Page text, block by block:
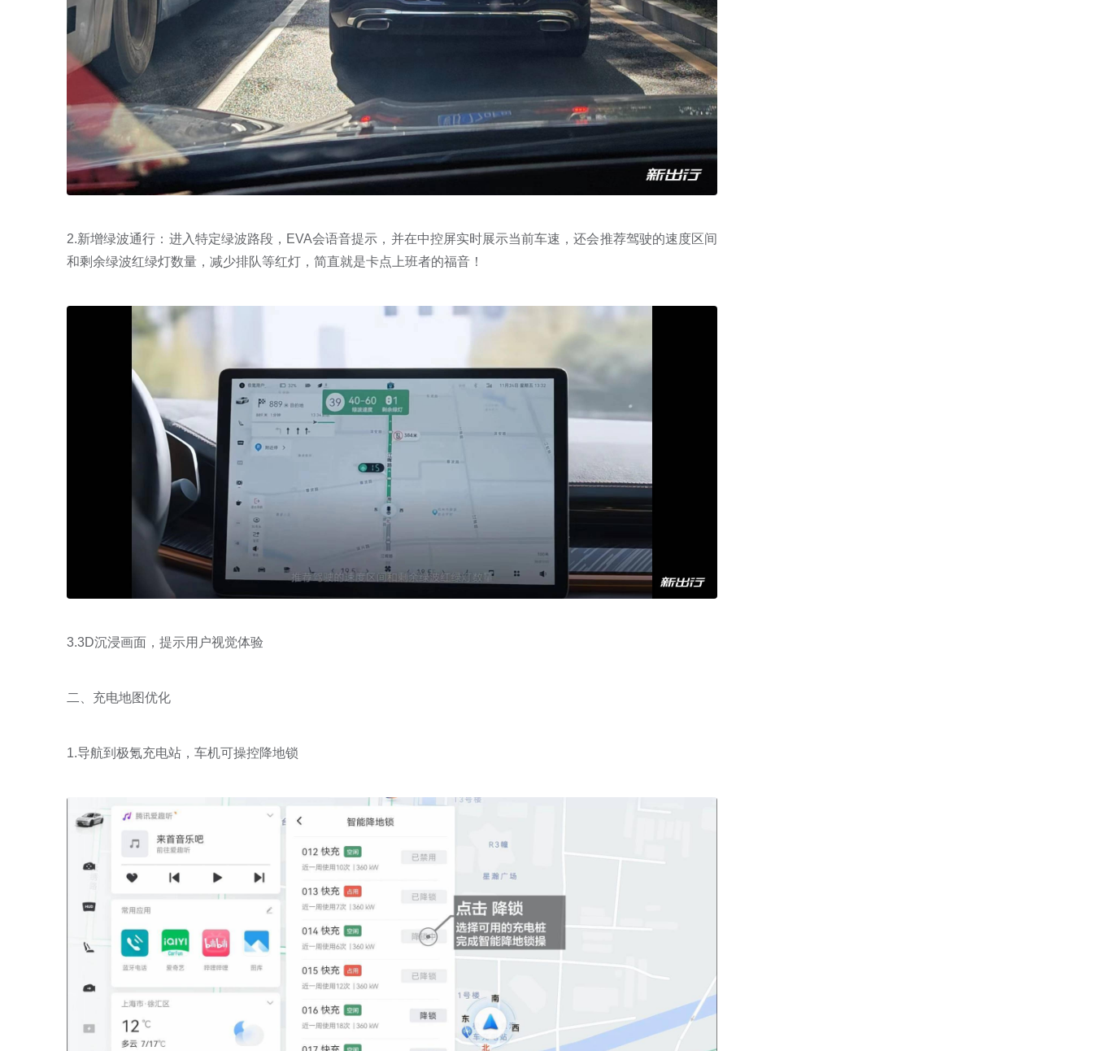
2.新增绿波通行：进入特定绿波路段，EVA会语音提示，并在中控屏实时展示当前车速，还会推荐驾驶的速度区间
和剩余绿波红绿灯数量，减少排队等红灯，简直就是卡点上班者的福音！
3.3D沉浸画面，提示用户视觉体验
二、充电地图优化
1.导航到极氪充电站，车机可操控降地锁